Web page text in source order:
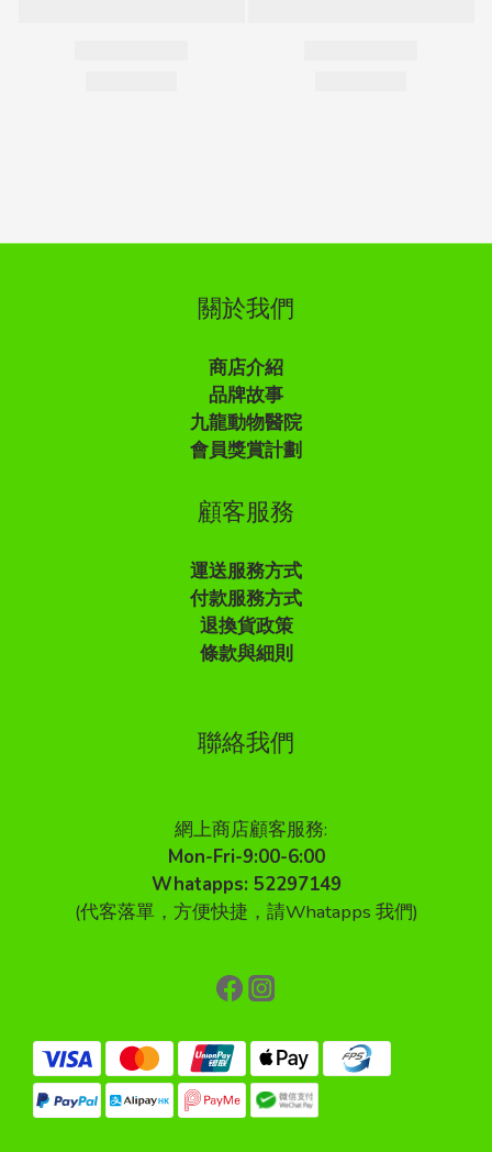
關於我們
商店介紹
品牌故事
九龍動物醫院
會員獎賞計劃
顧客服務
運送服務方式
付款服務方式
退換貨政策
條款與細則
聯絡我們
網上商店顧客服務:
Mon-Fri-9:00-6:00
Whatapps: 52297149
(代客落單，方便快捷，請Whatapps 我們)